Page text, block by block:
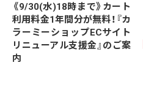
《9/30(水)18時まで》カート
利用料金1年間分が無料！『カ
ラーミーショップECサイト
リニューアル支援金』のご案
内